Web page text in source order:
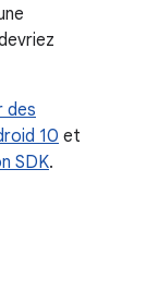
des
10 et
SDK.